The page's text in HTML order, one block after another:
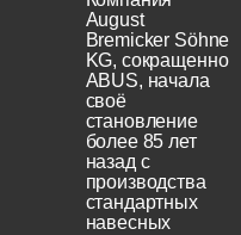
August
Bremicker Söhne
KG, сокращенно
ABUS, начала
своё
становление
более 85 лет
назад с
производства
стандартных
навесных